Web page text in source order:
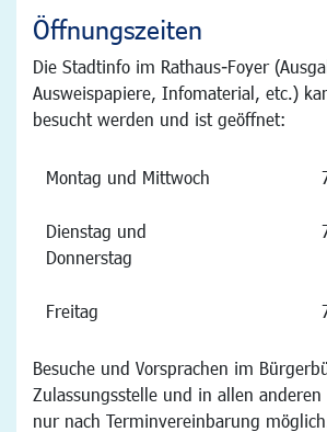
Öffnungszeiten
Die Stadtinfo im Rathaus-Foyer
Ausweispapiere, Infomaterial, etc.)
besucht werden und ist geöffnet:
Montag und Mittwoch
Dienstag und
Donnerstag
Freitag
Besuche und Vorsprachen im
Zulassungsstelle und in allen anderen
nur nach Terminvereinbarung